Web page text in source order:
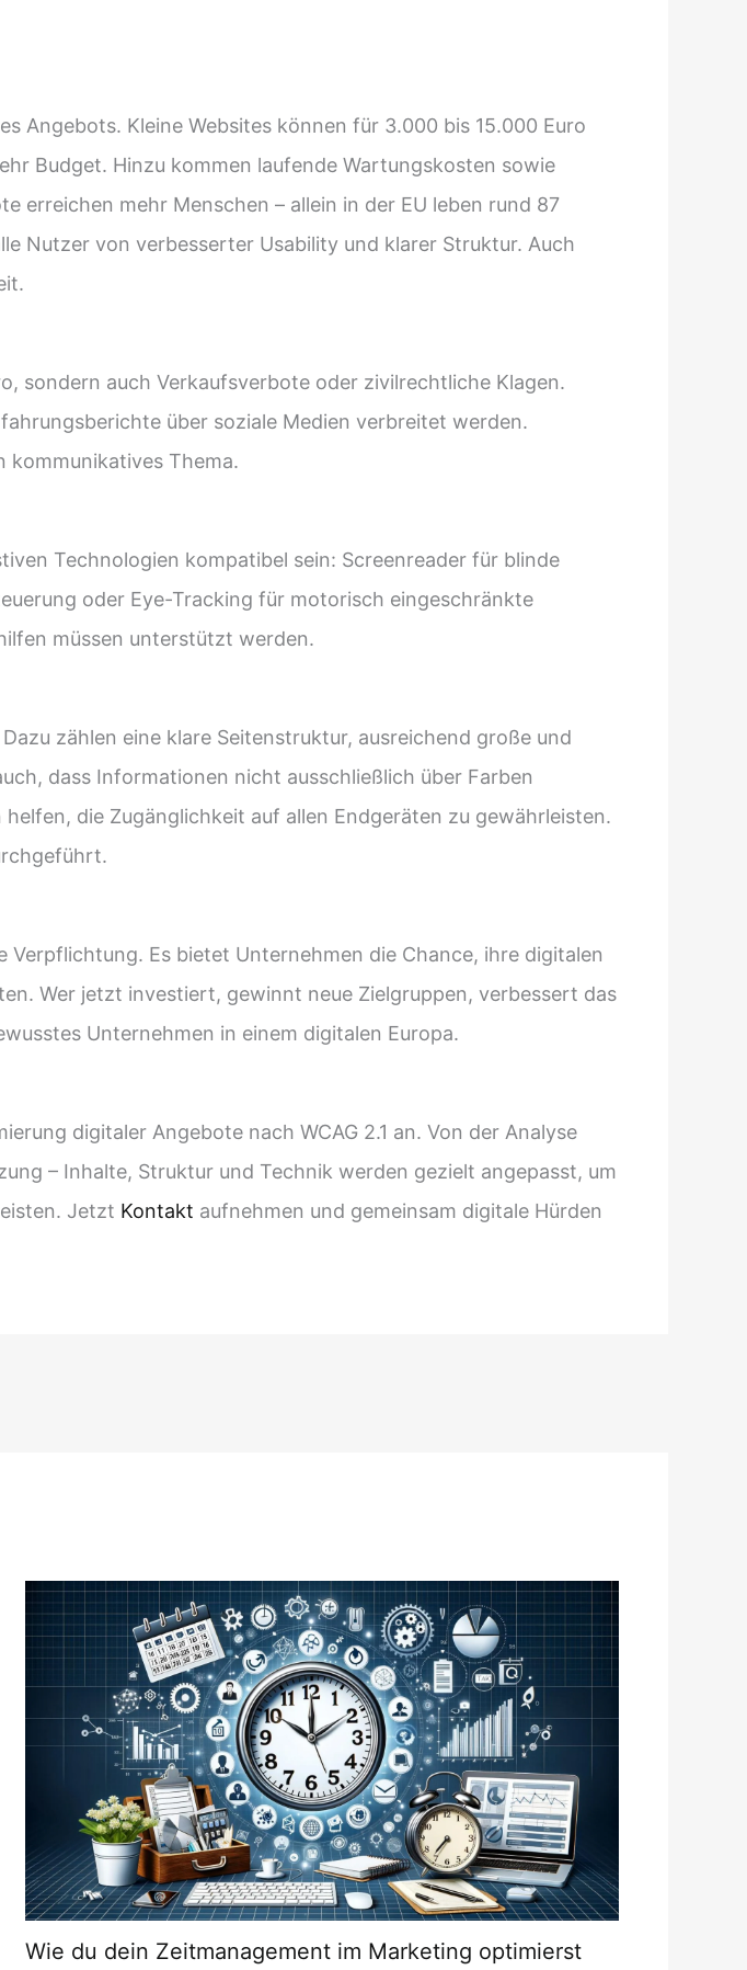
Angebots. Kleine Websites können für 3.000 bis 15.000 Euro
Budget. Hinzu kommen laufende Wartungskosten sowie
erreichen mehr Menschen – allein in der EU leben rund 87
Nutzer von verbesserter Usability und klarer Struktur. Auch
sondern auch Verkaufsverbote oder zivilrechtliche Klagen.
über soziale Medien verbreitet werden.
kommunikatives Thema.
Technologien kompatibel sein: Screenreader für blinde
oder Eye-Tracking für motorisch eingeschränkte
müssen unterstützt werden.
zählen eine klare Seitenstruktur, ausreichend große und
dass Informationen nicht ausschließlich über Farben
die Zugänglichkeit auf allen Endgeräten zu gewährleisten.
Es bietet Unternehmen die Chance, ihre digitalen
Wer jetzt investiert, gewinnt neue Zielgruppen, verbessert das
Unternehmen in einem digitalen Europa.
digitaler Angebote nach WCAG 2.1 an. Von der Analyse
– Inhalte, Struktur und Technik werden gezielt angepasst, um
Jetzt Kontakt aufnehmen und gemeinsam digitale Hürden
Wie du dein Zeitmanagement im Marketing optimierst